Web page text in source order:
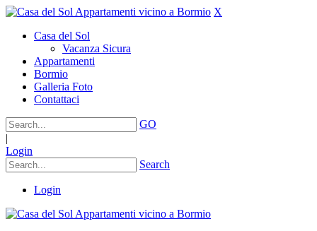
X
Casa del Sol
Vacanza Sicura
Appartamenti
Bormio
Galleria Foto
Contattaci
GO
|
Login
Search
Login